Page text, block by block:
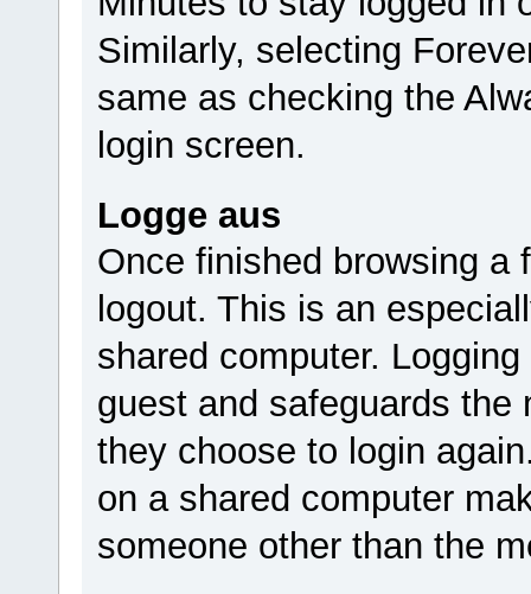
Similarly, selecting
same as checking the
login screen.
Logge aus
Once finished browsing a
logout. This is an
shared computer.
guest and safeguards
they choose to login
on a shared computer
someone other than the